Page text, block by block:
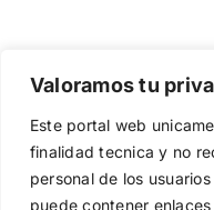
Valoramos tu
Este portal web
finalidad tecnica y no
personal de los
puede contener
Copyright 2023 |
el funcionamiento de la
nuestros servicios.
rechazar las no
Política de cookies